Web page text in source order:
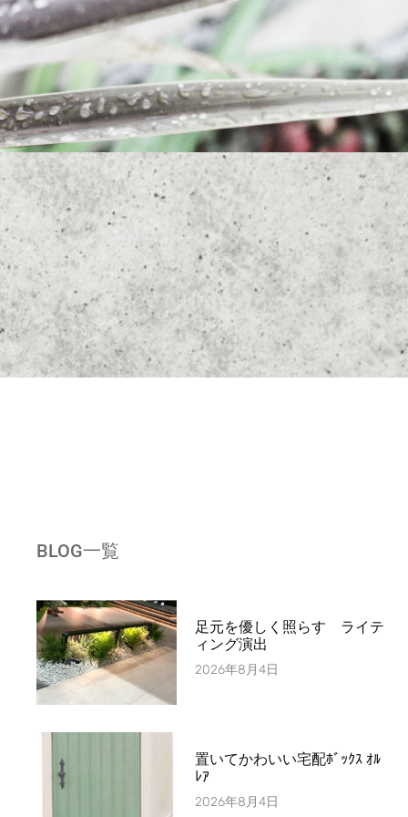
BLOG一覧
足元を優しく照らす ライテ
ィング演出
2026年8月4日
置いてかわいい宅配ﾎﾞｯｸｽ ｵﾙ
ﾚｱ
2026年8月4日